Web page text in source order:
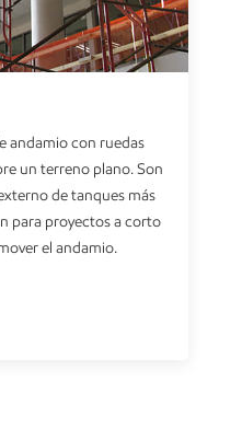
andamio con ruedas
un terreno plano. Son
de tanques más
para proyectos a corto
el andamio.